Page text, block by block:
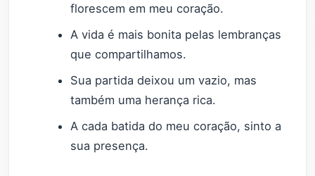
florescem em meu coração.
A vida é mais bonita pelas lembranças
que compartilhamos.
Sua partida deixou um vazio, mas
também uma herança rica.
A cada batida do meu coração, sinto a
sua presença.